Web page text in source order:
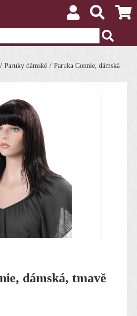
/ Paruky dámské / Paruka Connie, dámská
dámská, tmavě